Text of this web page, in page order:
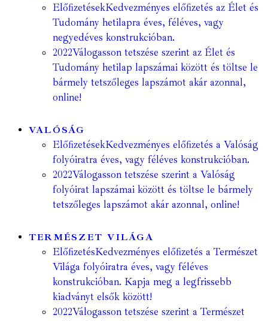
ElőfizetésekKedvezményes előfizetés az Élet és
Tudomány hetilapra éves, féléves, vagy
negyedéves konstrukcióban.
2022Válogasson tetszése szerint az Élet és
Tudomány hetilap lapszámai között és töltse le
bármely tetszőleges lapszámot akár azonnal,
online!
VALÓSÁG
ElőfizetésekKedvezményes előfizetés a Valóság
folyóiratra éves, vagy féléves konstrukcióban.
2022Válogasson tetszése szerint a Valóság
folyóirat lapszámai között és töltse le bármely
tetszőleges lapszámot akár azonnal, online!
TERMÉSZET VILÁGA
ElőfizetésKedvezményes előfizetés a Természet
Világa folyóiratra éves, vagy féléves
konstrukcióban. Kapja meg a legfrissebb
kiadványt elsők között!
2022Válogasson tetszése szerint a Természet